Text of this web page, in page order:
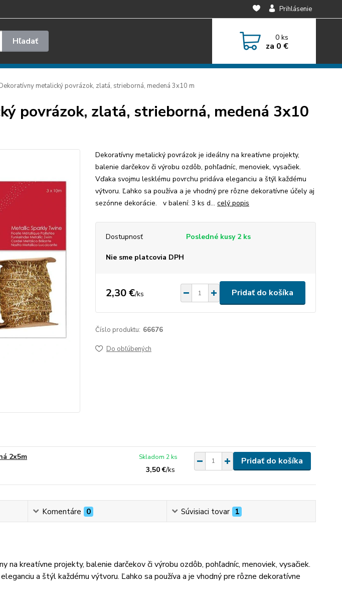
Prihlásenie
Hľadať 0ks
za 0 €
metalický povrázok, zlatá, strieborná, medená 3x10 m
povrázok, zlatá, strieborná, medená 3x10
Dekoratívny metalický povrázok je ideálny na kreatívne projekty,
balenie darčekov či výrobu ozdôb, pohľadníc, menoviek, vysačiek.
Vďaka svojmu lesklému povrchu pridáva eleganciu a štýl každému
výtvoru. Ľahko sa používa a je vhodný pre rôzne dekoratívne účely aj
sezónne dekorácie. v balení: 3 ks d... celý popis
Dostupnosť Posledné kusy 2 ks
Nie sme platcovia DPH
2,30 €/ks Pridať do košíka
Číslo produktu: 66676
Do obľúbených
2x5m
3,50 €/ks
Skladom 2 ks Pridať do košíka
Komentáre 0 Súvisiaci tovar 1
na kreatívne projekty, balenie darčekov či výrobu ozdôb, pohľadníc, menoviek, vysačiek.
a štýl každému výtvoru. Ľahko sa používa a je vhodný pre rôzne dekoratívne